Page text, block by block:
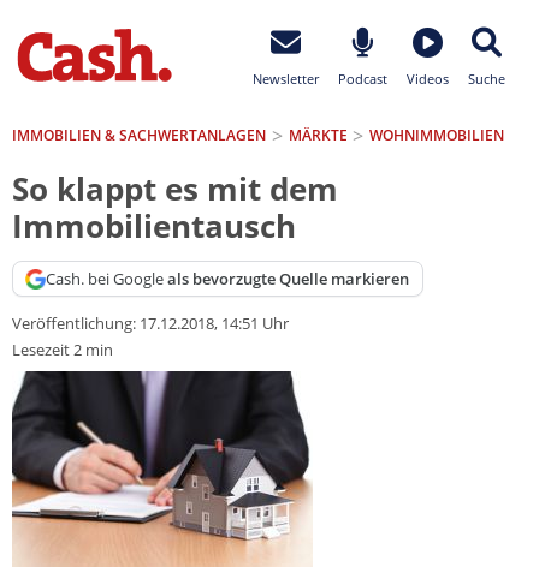
Newsletter Podcast Videos Suche
IMMOBILIEN & SACHWERTANLAGEN MÄRKTE WOHNIMMOBILIEN
So klappt es mit dem
Immobilientausch
Cash. bei Googleals bevorzugte Quelle markieren
Veröffentlichung: 17.12.2018, 14:51 Uhr
Lesezeit 2 min